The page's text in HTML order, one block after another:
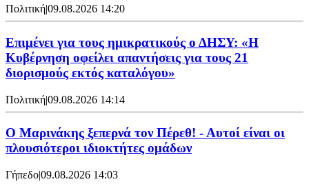
Πολιτική|09.08.2026 14:20
Επιμένει για τους ημικρατικούς ο ΔΗΣΥ: «Η
Κυβέρνηση οφείλει απαντήσεις για τους 21
διορισμούς εκτός καταλόγου»
Πολιτική|09.08.2026 14:14
Ο Μαρινάκης ξεπερνά τον Πέρεθ! - Αυτοί είναι οι
πλουσιότεροι ιδιοκτήτες ομάδων
Γήπεδο|09.08.2026 14:03